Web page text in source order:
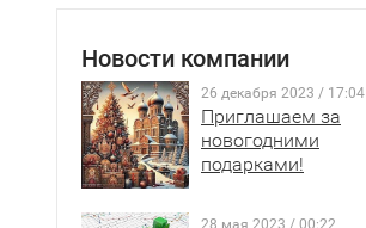
Новости компании
26 декабря 2023 / 17:04
Приглашаем за
новогодними
подарками!
28 мая 2023 / 00:22